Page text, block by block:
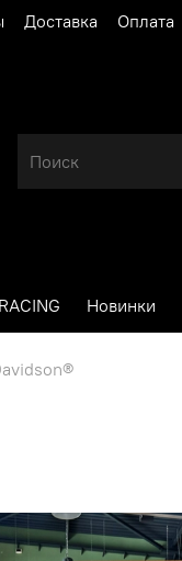
Доставка Оплата
Новинки